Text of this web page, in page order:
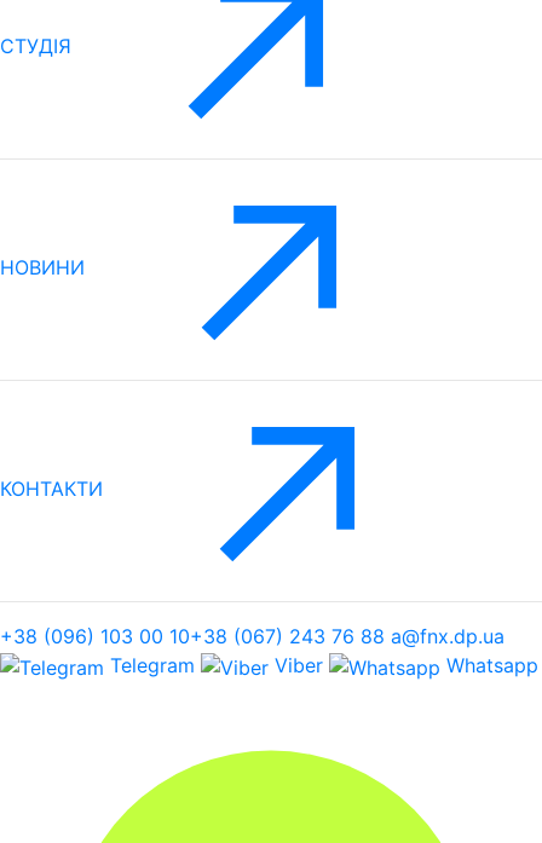
CТУДІЯ
НОВИНИ
КОНТАКТИ
+38 (096) 103 00 10+38 (067) 243 76 88 a@fnx.dp.ua
Telegram
Viber Whatsapp